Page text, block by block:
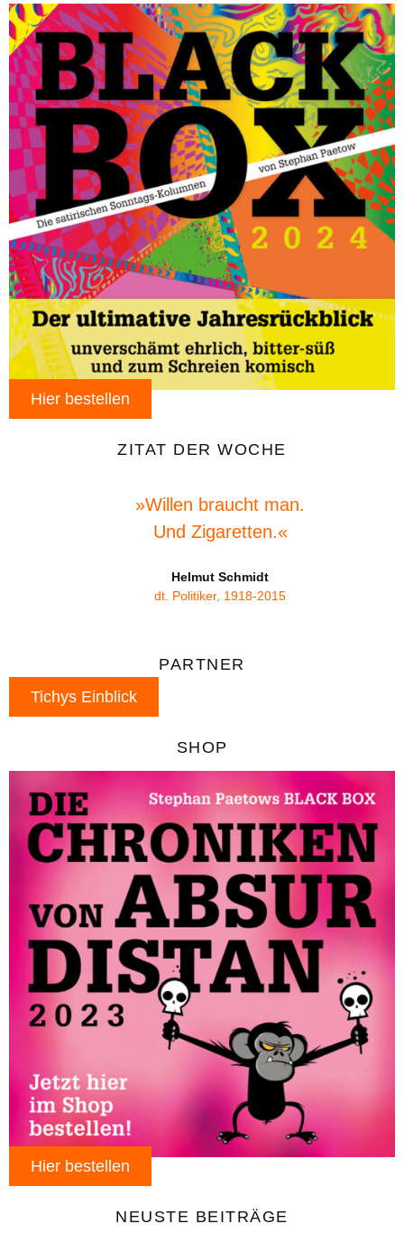
Hier bestellen
ZITAT DER WOCHE
»Willen braucht man.
Und Zigaretten.«
Helmut Schmidt
dt. Politiker, 1918-2015
PARTNER
Tichys Einblick
SHOP
Hier bestellen
NEUSTE BEITRÄGE